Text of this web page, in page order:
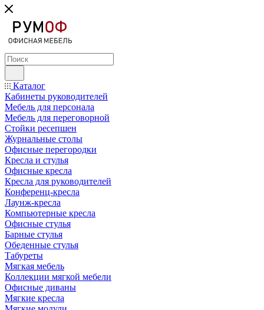
Каталог
Кабинеты руководителей
Мебель для персонала
Мебель для переговорной
Стойки ресепшен
Журнальные столы
Офисные перегородки
Кресла и стулья
Офисные кресла
Кресла для руководителей
Конференц-кресла
Лаунж-кресла
Компьютерные кресла
Офисные стулья
Барные стулья
Обеденные стулья
Табуреты
Мягкая мебель
Коллекции мягкой мебели
Офисные диваны
Мягкие кресла